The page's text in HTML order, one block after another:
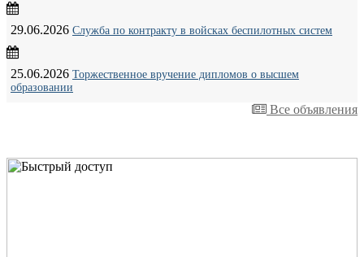
29.06.2026 Служба по контракту в войсках беспилотных систем
25.06.2026 Торжественное вручение дипломов о высшем
образовании
Все объявления